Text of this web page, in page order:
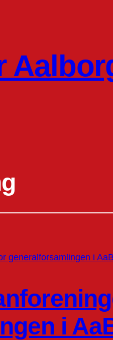
i